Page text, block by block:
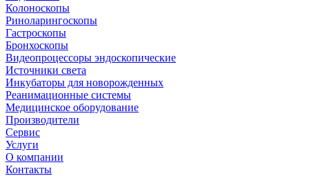
Колоноскопы
Риноларингоскопы
Гастроскопы
Бронхоскопы
Видеопроцессоры эндоскопические
Источники света
Инкубаторы для новорожденных
Реанимационные системы
Медицинское оборудование
Производители
Сервис
Услуги
О компании
Контакты